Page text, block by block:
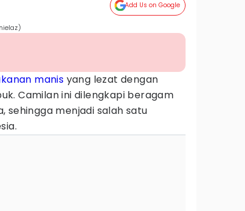
Add Us on Google
manis yang lezat dengan
Camilan ini dilengkapi beragam
sehingga menjadi salah satu